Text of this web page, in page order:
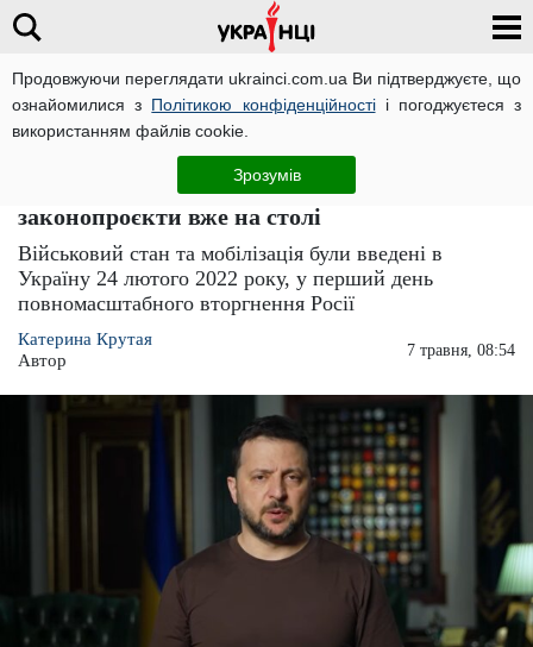
Продовжуючи переглядати ukrainci.com.ua Ви підтверджуєте, що
ознайомилися з Політикою конфіденційностіі погоджуєтеся з
використанням файлів cookie.
Зрозумів
Україна
Війна не закінчиться 13 травня: Володимир
Зеленський ухвалив рішення –
законопроєкти вже на столі
Військовий стан та мобілізація були введені в
Україну 24 лютого 2022 року, у перший день
повномасштабного вторгнення Росії
Катерина Крутая
Автор
7 травня, 08:54